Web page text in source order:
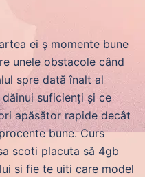
ei ş momente bune
unele obstacole când
spre dată înalt al
suficienți și ce
apăsător rapide decât
bune. Curs
scoti placuta să 4gb
si fie te uiti care model